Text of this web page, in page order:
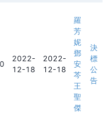
2022-
12-18
2022-
12-18
羅
芳
妮
鄧
安
芩
王
聖
傑
決
標
公
告